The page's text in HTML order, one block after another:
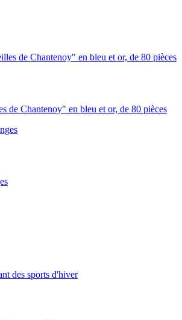
de Chantenoy" en bleu et or, de 80 pièces